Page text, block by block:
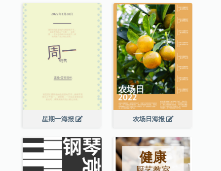
星期一海报 农场日海报